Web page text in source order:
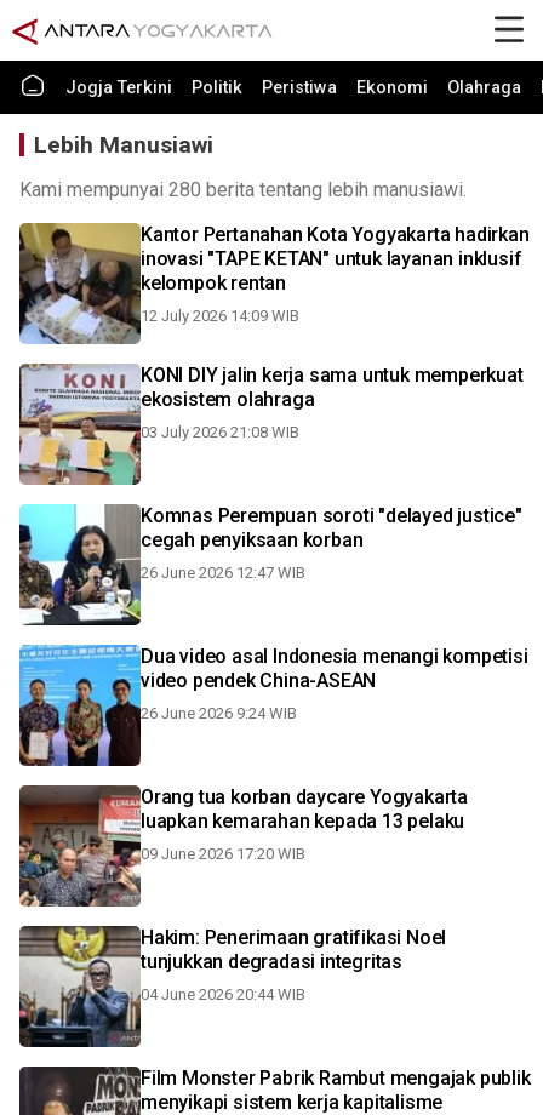
Jogja Terkini Politik Peristiwa Ekonomi Olahraga
Lebih Manusiawi
Kami mempunyai 280 berita tentang lebih manusiawi.
Kantor Pertanahan Kota Yogyakarta hadirkan
inovasi "TAPE KETAN" untuk layanan inklusif
kelompok rentan
12 July 2026 14:09 WIB
KONI DIY jalin kerja sama untuk memperkuat
ekosistem olahraga
03 July 2026 21:08 WIB
Komnas Perempuan soroti "delayed justice"
cegah penyiksaan korban
26 June 2026 12:47 WIB
Dua video asal Indonesia menangi kompetisi
video pendek China-ASEAN
26 June 2026 9:24 WIB
Orang tua korban daycare Yogyakarta
luapkan kemarahan kepada 13 pelaku
09 June 2026 17:20 WIB
Hakim: Penerimaan gratifikasi Noel
tunjukkan degradasi integritas
04 June 2026 20:44 WIB
Film Monster Pabrik Rambut mengajak publik
menyikapi sistem kerja kapitalisme